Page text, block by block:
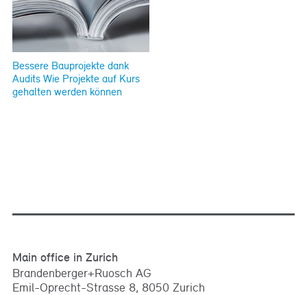
Bessere Bauprojekte dank
Audits Wie Projekte auf Kurs
gehalten werden können
Main office in Zurich
Brandenberger+Ruosch AG
Emil-Oprecht-Strasse 8, 8050 Zurich